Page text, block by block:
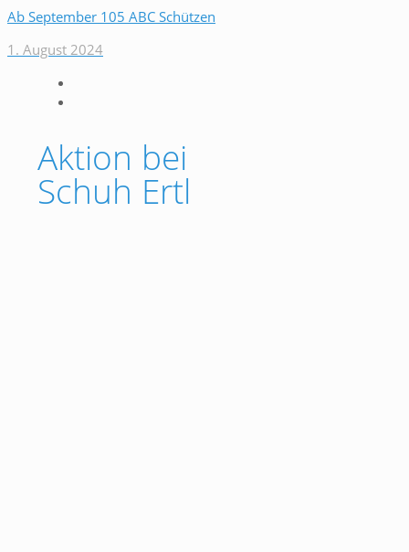
Ab September 105 ABC Schützen
1. August 2024
Aktion bei
Schuh Ertl